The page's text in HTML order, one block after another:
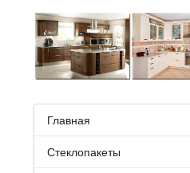
Главная
Стеклопакеты